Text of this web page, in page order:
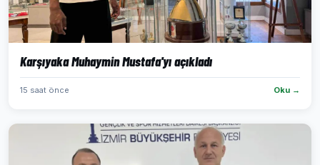
Karşıyaka Muhaymin Mustafa'yı açıkladı
15 saat önce Oku →